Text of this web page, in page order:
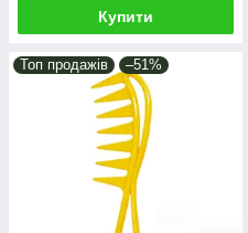
Купити
Топ продажів –51%